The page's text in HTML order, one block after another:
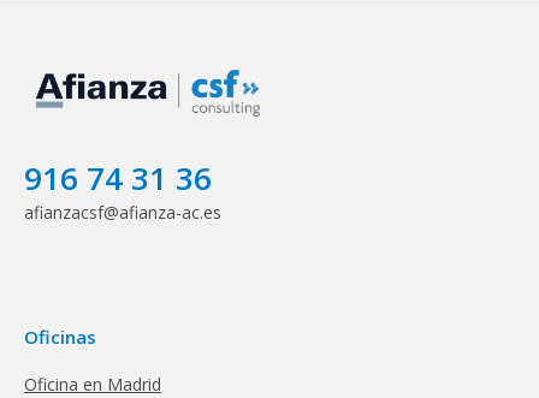
916 74 31 36
afianzacsf@afianza-ac.es
Oficinas
Oficina en Madrid